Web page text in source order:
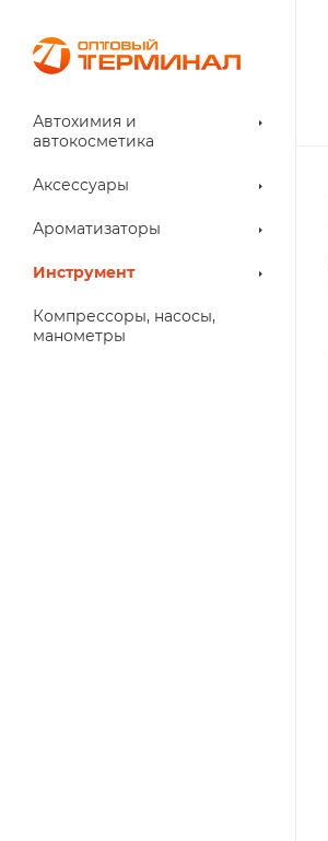
Автохимия и
автокосметика
Аксессуары
Ароматизаторы
Инструмент
Компрессоры, насосы,
манометры